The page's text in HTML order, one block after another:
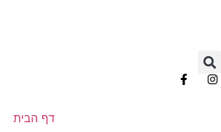
דף הבית